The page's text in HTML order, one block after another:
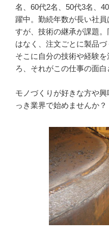
名、60代2名、50代3名、
躍中。勤続年数が長い社
すが、技術の継承が課題
はなく、注文ごとに製品づ
そこに自分の技術や経験
ろ、それがこの仕事の面白
モノづくりが好きな方や
っき業界で始めませんか？